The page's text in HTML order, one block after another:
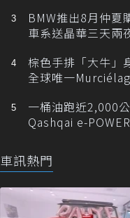
BMW推出8月仲
車系送晶華三天兩
棕色手排「大牛」
全球唯一
一桶油跑近2,000
Qashqai e-
車訊熱門